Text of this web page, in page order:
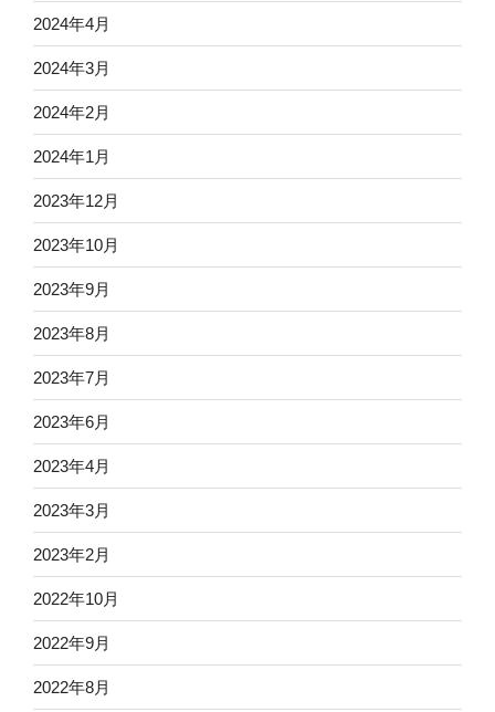
2024年4月
2024年3月
2024年2月
2024年1月
2023年12月
2023年10月
2023年9月
2023年8月
2023年7月
2023年6月
2023年4月
2023年3月
2023年2月
2022年10月
2022年9月
2022年8月